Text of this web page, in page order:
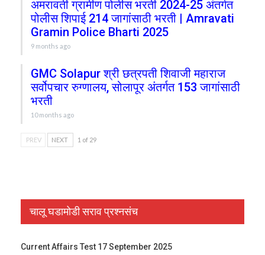
अमरावती ग्रामीण पोलीस भरती 2024-25 अंतर्गत
पोलीस शिपाई 214 जागांसाठी भरती | Amravati
Gramin Police Bharti 2025
9 months ago
GMC Solapur श्री छत्रपती शिवाजी महाराज
सर्वोपचार रुग्णालय, सोलापूर अंतर्गत 153 जागांसाठी
भरती
10 months ago
PREV NEXT 1 of 29
चालू घडामोडी सराव प्रश्नसंच
Current Affairs Test 17 September 2025